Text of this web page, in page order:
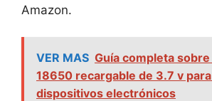
Amazon.
VER MAS Guía completa
18650 recargable de 3.7 v
dispositivos electrónicos